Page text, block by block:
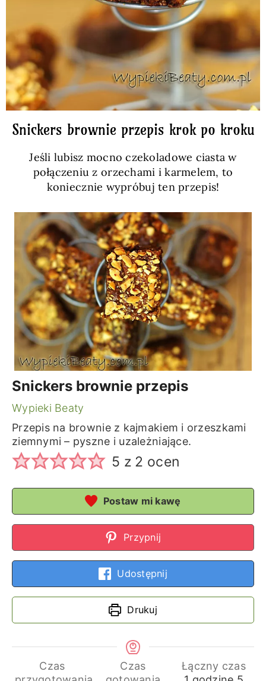
Snickers brownie przepis krok po kroku
Jeśli lubisz mocno czekoladowe ciasta w
połączeniu z orzechami i karmelem, to
koniecznie wypróbuj ten przepis!
Snickers brownie przepis
Wypieki Beaty
Przepis na brownie z kajmakiem i orzeszkami
ziemnymi – pyszne i uzależniające.
5 z 2 ocen
Postaw mi kawę
Przypnij
Udostępnij
Drukuj
Czas
Czas
Łączny czas